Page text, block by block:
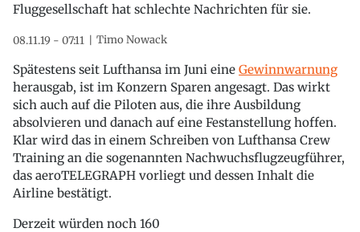
Fluggesellschaft hat schlechte Nachrichten für sie.
08.11.19 - 07:11 Timo Nowack
Spätestens seit Lufthansa im Juni eine Gewinnwarnung
herausgab, ist im Konzern Sparen angesagt. Das wirkt
sich auch auf die Piloten aus, die ihre Ausbildung
absolvieren und danach auf eine Festanstellung hoffen.
Klar wird das in einem Schreiben von Lufthansa Crew
Training an die sogenannten Nachwuchsflugzeugführer,
das aeroTELEGRAPH vorliegt und dessen Inhalt die
Airline bestätigt.
Derzeit würden noch 160